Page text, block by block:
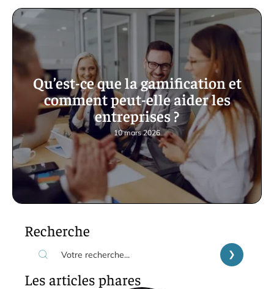
Qu’est-ce que la gamification et
comment peut-elle aider les
entreprises ?
10 mars 2026
Recherche
Les articles phares